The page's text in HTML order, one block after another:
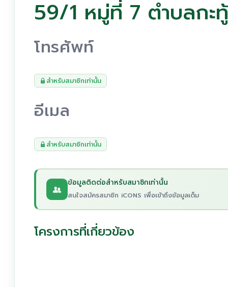
59/1 หมู่ที่ 7 ตำบลกะ
โทรศัพท์
สำหรับสมาชิกเท่านั้น
อีเมล
สำหรับสมาชิกเท่านั้น
ข้อมูลติดต่อสำหรับสมาชิกเท่านั้น
สนใจสมัครสมาชิก iCONS เพื่อเข้าถึงข้อมูลเต็ม
โครงการที่เกี่ยวข้อง